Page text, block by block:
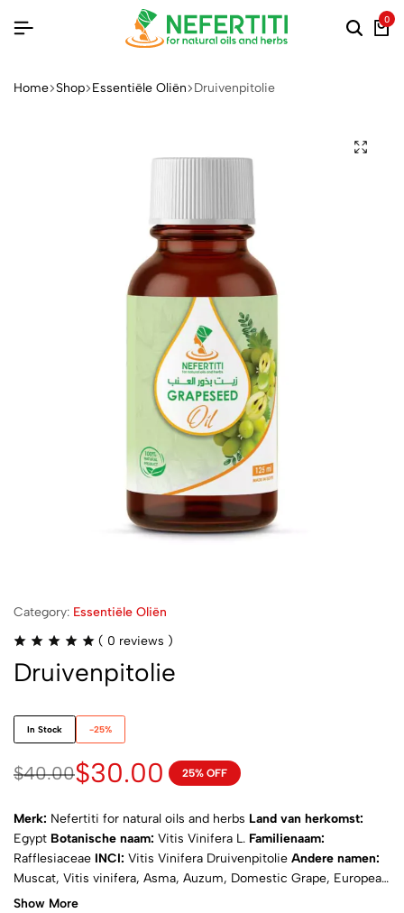
0
Home Shop Essentiële Oliën Druivenpitolie
Category: Essentiële Oliën
( 0 reviews )
Druivenpitolie
In Stock -25%
$40.00$30.00 25% OFF
Merk: Nefertiti for natural oils and herbs Land van herkomst:
Egypt Botanische naam: Vitis Vinifera L. Familienaam:
Rafflesiaceae INCI: Vitis Vinifera Druivenpitolie Andere namen:
Muscat, Vitis vinifera, Asma, Auzum, Domestic Grape, European
Grape, Grape, Grape Vine, I'Nab, P'U T'Ao, P'U T'Ao Chiu, Raisin,
Show More